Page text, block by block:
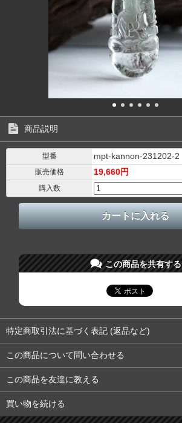
商品説明
型番 mpt-kannon-231202-2
販売価格 19,660円
購入数
この商品を共有する
特定商取引法に基づく表記 (返品など)
この商品について問い合わせる
この商品を友達に教える
買い物を続ける